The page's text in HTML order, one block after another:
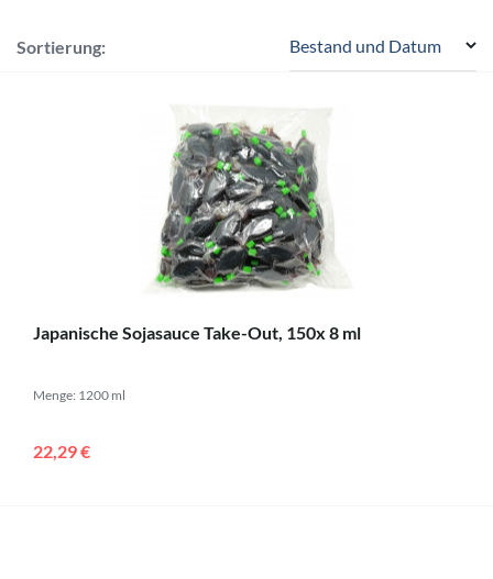
Sortierung: Bestand und Datum
Japanische Sojasauce Take-Out, 150x 8 ml
Menge: 1200 ml
22,29 €